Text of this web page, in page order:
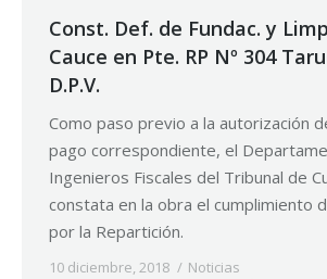
Const. Def. de Fundac. y
Cauce en Pte. RP Nº 304
D.P.V.
Como paso previo a la autorización
pago correspondiente, el
Ingenieros Fiscales del Tribunal de
constata en la obra el cumplimiento
por la Repartición.
10 diciembre, 2018 Noticias